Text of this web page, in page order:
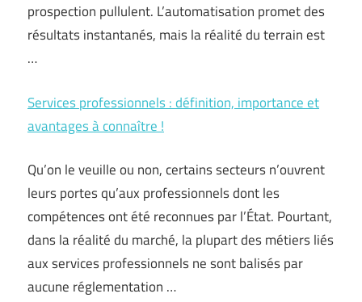
prospection pullulent. L’automatisation promet des
résultats instantanés, mais la réalité du terrain est
…
Services professionnels : définition, importance et
avantages à connaître !
Qu’on le veuille ou non, certains secteurs n’ouvrent
leurs portes qu’aux professionnels dont les
compétences ont été reconnues par l’État. Pourtant,
dans la réalité du marché, la plupart des métiers liés
aux services professionnels ne sont balisés par
aucune réglementation …